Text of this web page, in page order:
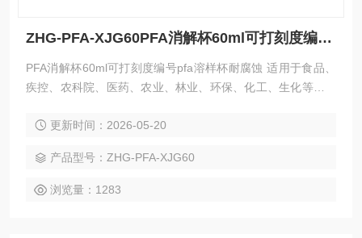
ZHG-PFA-XJG60PFA消解杯60ml可打刻度编号pfa溶样杯耐腐蚀
PFA消解杯60ml可打刻度编号pfa溶样杯耐腐蚀 适用于食品、
疾控、农科院、医药、农业、林业、环保、化工、生化等行业
品、农副产品、饲料、重金属、矿石等化学分析之前的样品消
热消解仪等分析仪器配套使用。
更新时间：2026-05-20
产品型号：ZHG-PFA-XJG60
浏览量：1283